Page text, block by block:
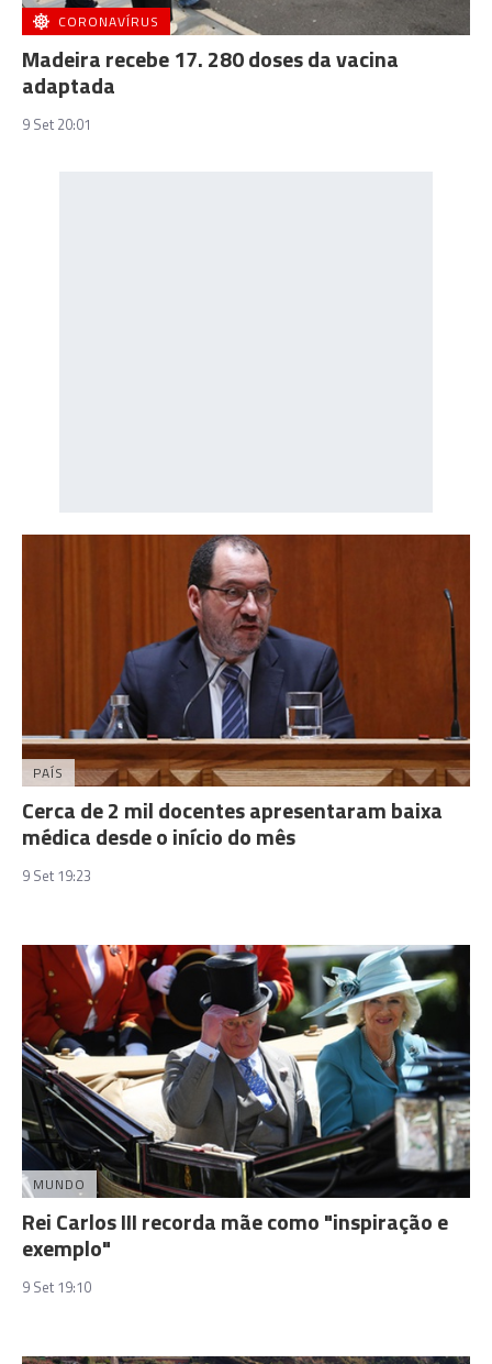
CORONAVÍRUS
Madeira recebe 17. 280 doses da vacina
adaptada
9 Set 20:01
PAÍS
Cerca de 2 mil docentes apresentaram baixa
médica desde o início do mês
9 Set 19:23
MUNDO
Rei Carlos III recorda mãe como "inspiração e
exemplo"
9 Set 19:10